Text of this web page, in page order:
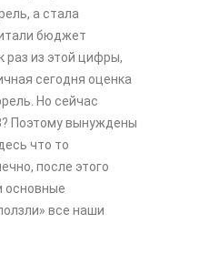
а стала
бюджет
раз из этой цифры,
сегодня оценка
Но сейчас
Поэтому вынуждены
что то
после этого
основные
все наши